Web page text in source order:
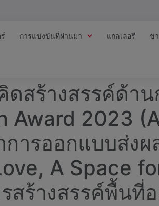
การแข่งขันที่ผ่านมา แกลเลอรี ข่
สร้างสรรค์ด้า
Award 2023
ารออกแบบส่งผ
A Space
สร้างสรรค์พื้นที่